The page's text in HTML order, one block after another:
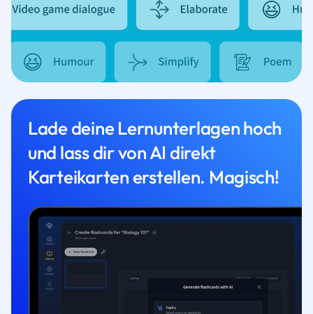
Lade deine Lernunterlagen hoch
und lass dir von AI direkt
Karteikarten erstellen. Magisch!